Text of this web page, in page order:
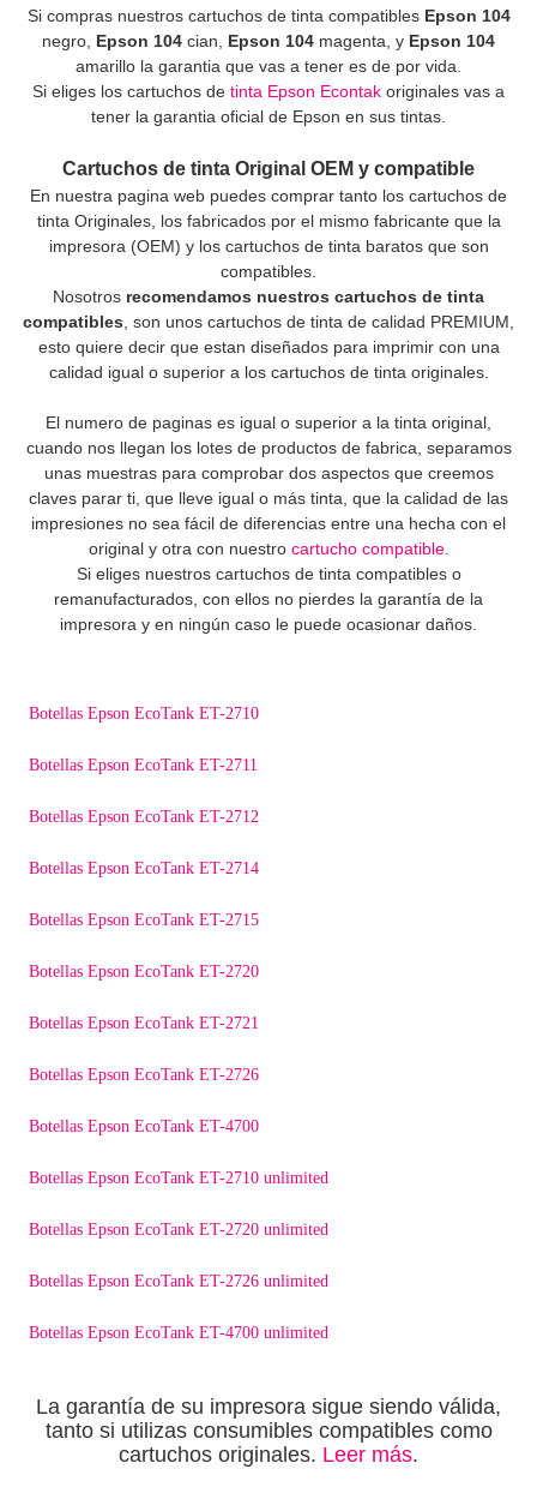
Si compras nuestros cartuchos de tinta compatiblesEpson 104
negro, Epson 104 cian, Epson 104 magenta, y Epson 104
amarillo la garantia que vas a tener es de por vida.
Si eliges los cartuchos de tinta Epson Econtak originales vas a
tener la garantia oficial de Epson en sus tintas.
Cartuchos de tinta Original OEM y compatible
En nuestra pagina web puedes comprar tanto los cartuchos de
tinta Originales, los fabricados por el mismo fabricante que la
impresora (OEM) y los cartuchos de tinta baratos que son
compatibles.
Nosotros recomendamos nuestros cartuchos de tinta
compatibles, son unos cartuchos de tinta de calidad PREMIUM,
esto quiere decir que estan diseñados para imprimir con una
calidad igual o superior a los cartuchos de tinta originales.
El numero de paginas es igual o superior a la tinta original,
cuando nos llegan los lotes de productos de fabrica, separamos
unas muestras para comprobar dos aspectos que creemos
claves parar ti, que lleve igual o más tinta, que la calidad de las
impresiones no sea fácil de diferencias entre una hecha con el
original y otra con nuestro cartucho compatible.
Si eliges nuestros cartuchos de tinta compatibles o
remanufacturados, con ellos no pierdes la garantía de la
impresora y en ningún caso le puede ocasionar daños.
Botellas Epson EcoTank ET-2710
Botellas Epson EcoTank ET-2711
Botellas Epson EcoTank ET-2712
Botellas Epson EcoTank ET-2714
Botellas Epson EcoTank ET-2715
Botellas Epson EcoTank ET-2720
Botellas Epson EcoTank ET-2721
Botellas Epson EcoTank ET-2726
Botellas Epson EcoTank ET-4700
Botellas Epson EcoTank ET-2710 unlimited
Botellas Epson EcoTank ET-2720 unlimited
Botellas Epson EcoTank ET-2726 unlimited
Botellas Epson EcoTank ET-4700 unlimited
La garantía de su impresora sigue siendo válida,
tanto si utilizas consumibles compatibles como
cartuchos originales. Leer más.